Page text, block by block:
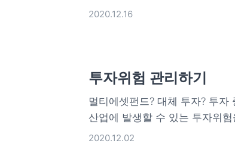
2020.12.16
투자위험 관리하기
멀티에셋펀드? 대체 투자? 투
산업에 발생할 수 있는 투자위
2020.12.02